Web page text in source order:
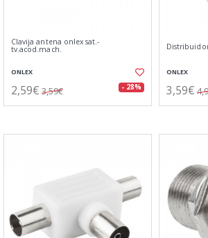
Clavija antena onlex sat.-
tv.acod.mach.
ONLEX
2,59€ 3,59€ - 28%
ONLEX
3,59€